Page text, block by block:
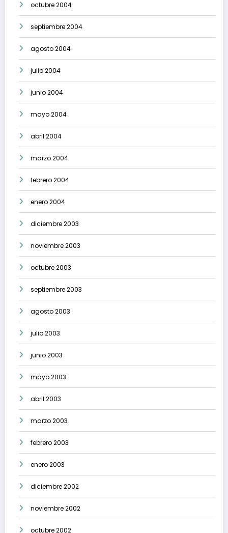
octubre 2004
septiembre 2004
agosto 2004
julio 2004
junio 2004
mayo 2004
abril 2004
marzo 2004
febrero 2004
enero 2004
diciembre 2003
noviembre 2003
octubre 2003
septiembre 2003
agosto 2003
julio 2003
junio 2003
mayo 2003
abril 2003
marzo 2003
febrero 2003
enero 2003
diciembre 2002
noviembre 2002
octubre 2002